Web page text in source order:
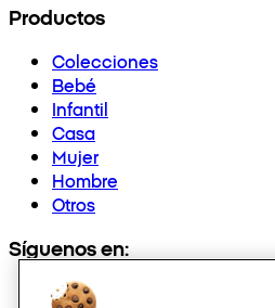
Productos
Colecciones
Bebé
Infantil
Casa
Mujer
Hombre
Otros
Síguenos en: